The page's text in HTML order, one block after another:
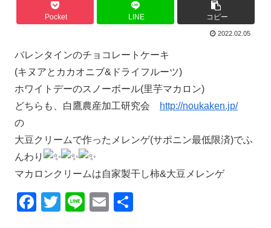
Pocket LINE コピー
2022.02.05
バレンタインのチョコレートケーキ
(キヌアとカカオニブ&ドライフルーツ)
ホワイトデーのスノーボール(里芋マカロン)
どちらも、白鷹農産加工研究会
http://noukaken.jp/
の
大豆クリームで作ったメレンゲ(サポニン最低限済)でふ
んわり
マカロンクリームは自家製干し柿&大豆メレンゲ
F
T
Li
E